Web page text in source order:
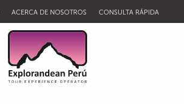
ACERCA DE NOSOTROS CONSULTA RÁPIDA